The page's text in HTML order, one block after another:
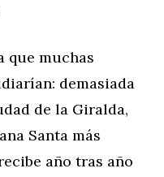
que muchas
demasiada
de la Giralda,
Santa más
año tras año